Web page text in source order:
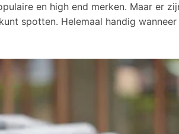
en high end merken. Maar er
spotten. Helemaal handig